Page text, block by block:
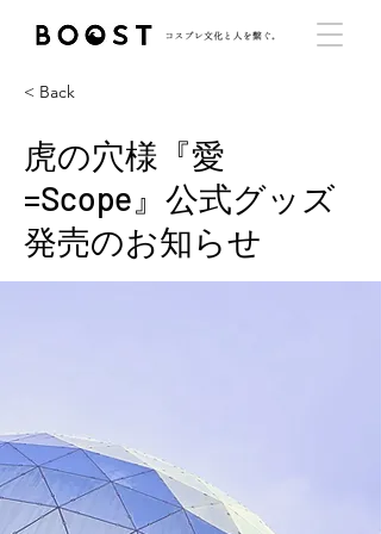
< Back
虎の穴様『愛
=Scope』公式グッズ
発売のお知らせ